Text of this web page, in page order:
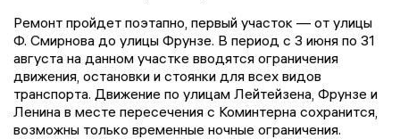
Ремонт пройдет поэтапно, первый участок — от улицы
Ф. Смирнова до улицы Фрунзе. В период с 3 июня по 31
августа на данном участке вводятся ограничения
движения, остановки и стоянки для всех видов
транспорта. Движение по улицам Лейтейзена, Фрунзе и
Ленина в месте пересечения с Коминтерна сохранится,
возможны только временные ночные ограничения.